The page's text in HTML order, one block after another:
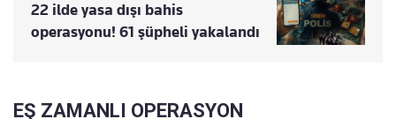
22 ilde yasa dışı bahis
operasyonu! 61 şüpheli yakalandı
EŞ ZAMANLI OPERASYON